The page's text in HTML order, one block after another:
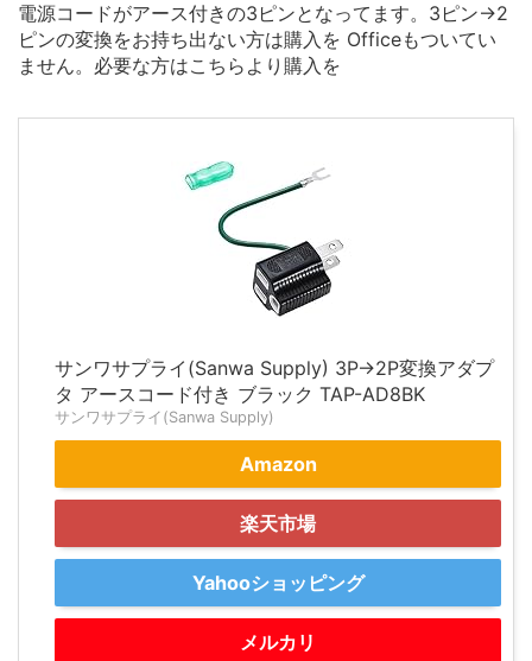
電源コードがアース付きの3ピンとなってます。3ピン→2
ピンの変換をお持ち出ない方は購入を Officeもついてい
ません。必要な方はこちらより購入を
サンワサプライ(Sanwa Supply) 3P→2P変換アダプ
タ アースコード付き ブラック TAP-AD8BK
サンワサプライ(Sanwa Supply)
Amazon
楽天市場
Yahooショッピング
メルカリ